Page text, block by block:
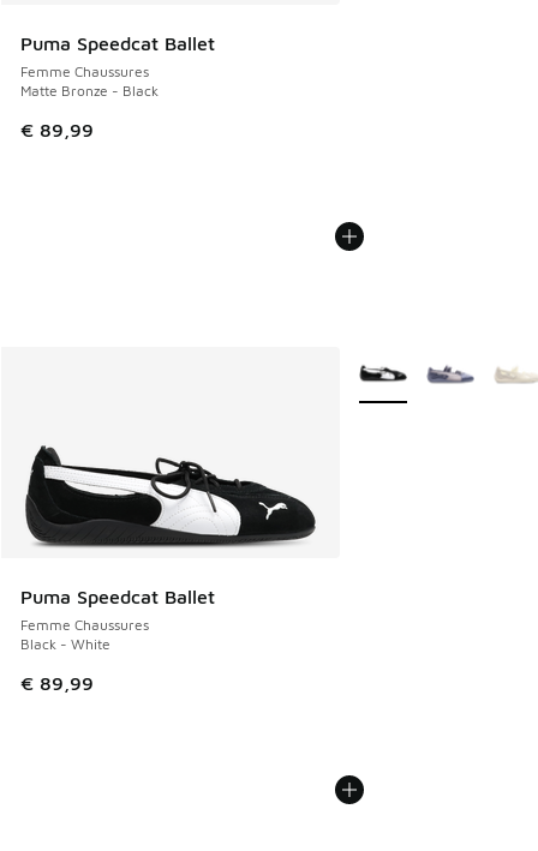
Puma Speedcat Ballet
Femme Chaussures
Matte Bronze - Black
€ 89,99
Puma Speedcat Ballet
Femme Chaussures
Black - White
€ 89,99
Plus de couleurs